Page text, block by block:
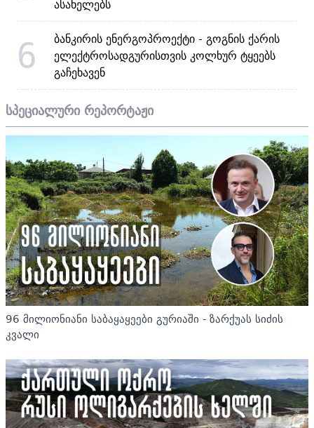
ასახელებს
6
ბანკირის ენერგოპროექტი - გოგნის ქარის
ელექტროსადგურისთვის კოლხურ ტყეებს
გაჩეხავენ
სპეციალური რეპორტაჟი
96 მილიონიანი საბაყაყეები გურიაში - ზარქუას სიძის
კვალი